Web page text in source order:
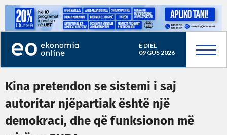
E DIEL
09 GUS 2026
Kina pretendon se sistemi i saj
autoritar njëpartiak është një
demokraci, dhe që funksionon më